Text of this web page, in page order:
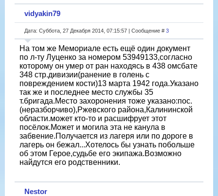
vidyakin79
Дата: Суббота, 27 Декабря 2014, 07:15:57 | Сообщение # 3
На том же Мемориале есть ещё один документ
по л-ту Луценко за номером 53949133,согласно
которому он умер от ран находясь в 438 омсбате
348 стр.дивизии(ранение в голень с
повреждением кости)13 марта 1942 года.Указано
так же и последнее место службы 35
т.бригада.Место захоронения тоже указано:пос.
(неразборчиво),Ржевского района,Калининской
области.может кто-то и расшифрует этот
посёлок.Может и могила эта не канула в
забвение.Получается из лагеря или по дороге в
лагерь он бежал...Хотелось бы узнать побольше
об этом Герое,судьбе его экипажа.Возможно
найдутся его родственники.
Nestor